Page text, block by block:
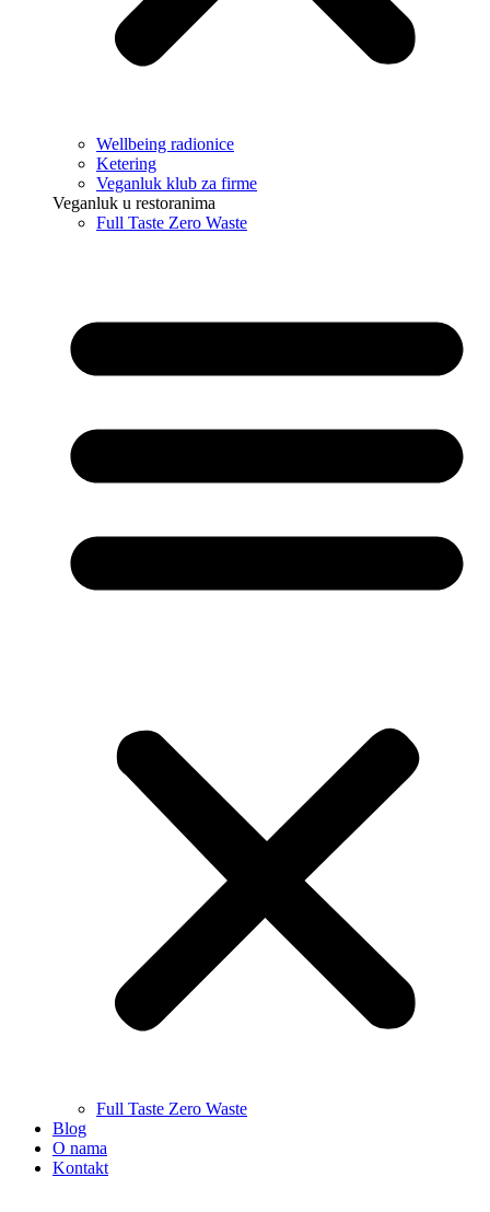
Wellbeing radionice
Ketering
Veganluk klub za firme
Veganluk u restoranima
Full Taste Zero Waste
Full Taste Zero Waste
Blog
O nama
Kontakt